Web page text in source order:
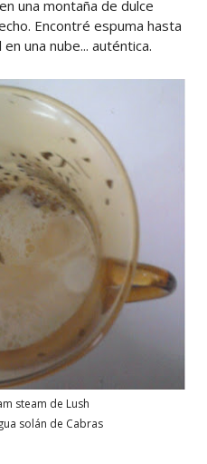
una montaña de dulce
Encontré espuma hasta
una nube... auténtica.
steam de Lush
solán de Cabras